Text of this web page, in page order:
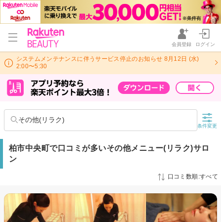
会員登録 ログイン
システムメンテナンスに伴うサービス停止のお知らせ 8月12日 (水)
2:00〜5:30
その他(リラク)
条件変更
柏市中央町で口コミが多いその他メニュー(リラク)サロ
ン
口コミ数順:すべて